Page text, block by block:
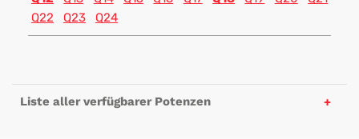
Q22
Q23 Q24
Liste aller verfügbarer Potenzen